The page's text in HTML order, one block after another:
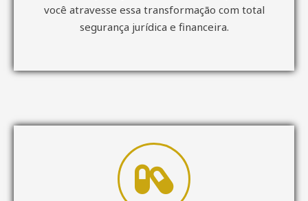
você atravesse essa transformação com total
segurança jurídica e financeira.